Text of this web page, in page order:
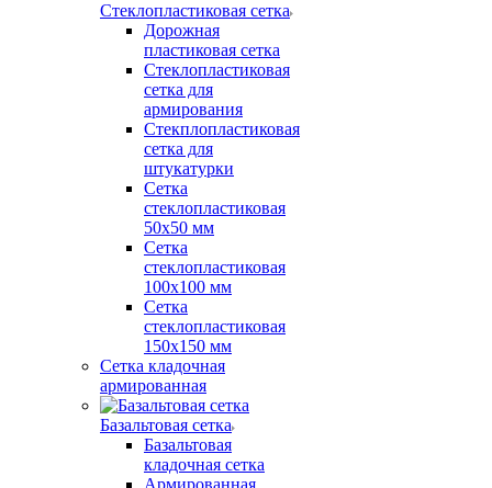
Стеклопластиковая сетка
Дорожная
пластиковая сетка
Стеклопластиковая
сетка для
армирования
Стекплопластиковая
сетка для
штукатурки
Сетка
стеклопластиковая
50x50 мм
Сетка
стеклопластиковая
100x100 мм
Сетка
стеклопластиковая
150x150 мм
Сетка кладочная
армированная
Базальтовая сетка
Базальтовая
кладочная сетка
Армированная